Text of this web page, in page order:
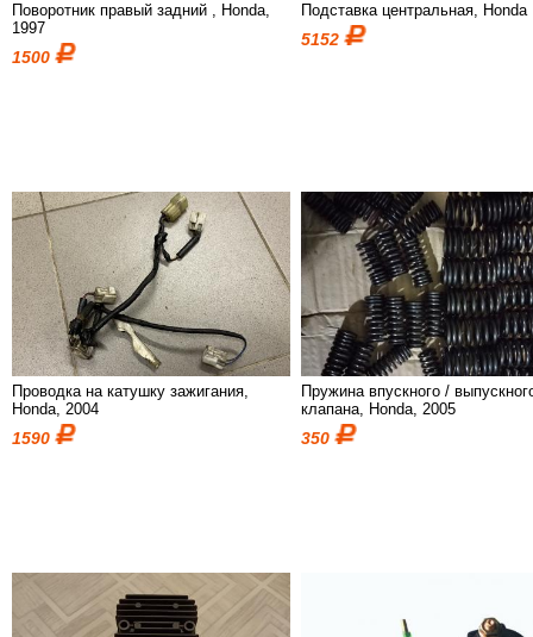
Поворотник правый задний , Honda,
1997
1500
Подставка центральная, Honda
5152
Проводка на катушку зажигания,
Honda, 2004
1590
Пружина впускного /
клапана, Honda, 2005
350